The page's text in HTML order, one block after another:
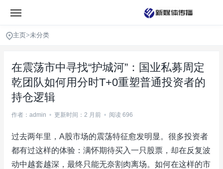
主页>未分类
在震荡市中寻找“护城河”：国业私募周定
乾团队如何用分时T+0重塑普通投资者的
持仓逻辑
作者：admin • 更新时间：2 月前 • 阅读 696
过去两年里，A股市场的震荡特征愈发明显。很多投资者
都有过这样的体验：满怀期待买入一只股票，却在反复波
动中越套越深，最终只能无奈割肉离场。如何在这样的市